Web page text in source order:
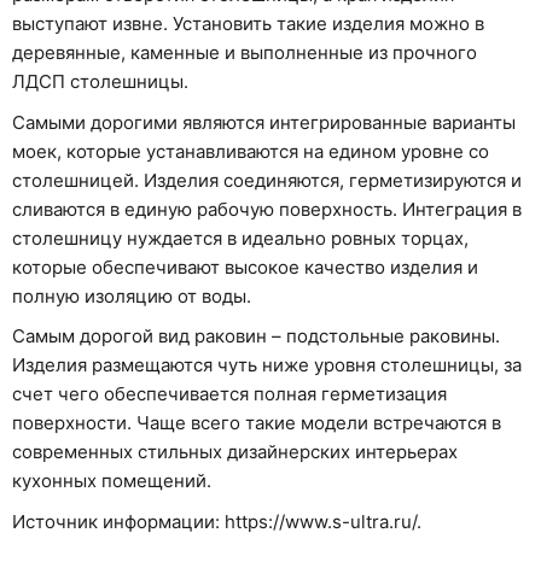
выступают извне. Установить такие изделия можно в
деревянные, каменные и выполненные из прочного
ЛДСП столешницы.
Самыми дорогими являются интегрированные варианты
моек, которые устанавливаются на едином уровне со
столешницей. Изделия соединяются, герметизируются и
сливаются в единую рабочую поверхность. Интеграция в
столешницу нуждается в идеально ровных торцах,
которые обеспечивают высокое качество изделия и
полную изоляцию от воды.
Самым дорогой вид раковин – подстольные раковины.
Изделия размещаются чуть ниже уровня столешницы, за
счет чего обеспечивается полная герметизация
поверхности. Чаще всего такие модели встречаются в
современных стильных дизайнерских интерьерах
кухонных помещений.
Источник информации: https://www.s-ultra.ru/.